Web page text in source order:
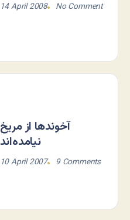
14 April 2008 No Comment
آخوندها از مریخ
نیامده‌اند
10 April 2007 9 Comments